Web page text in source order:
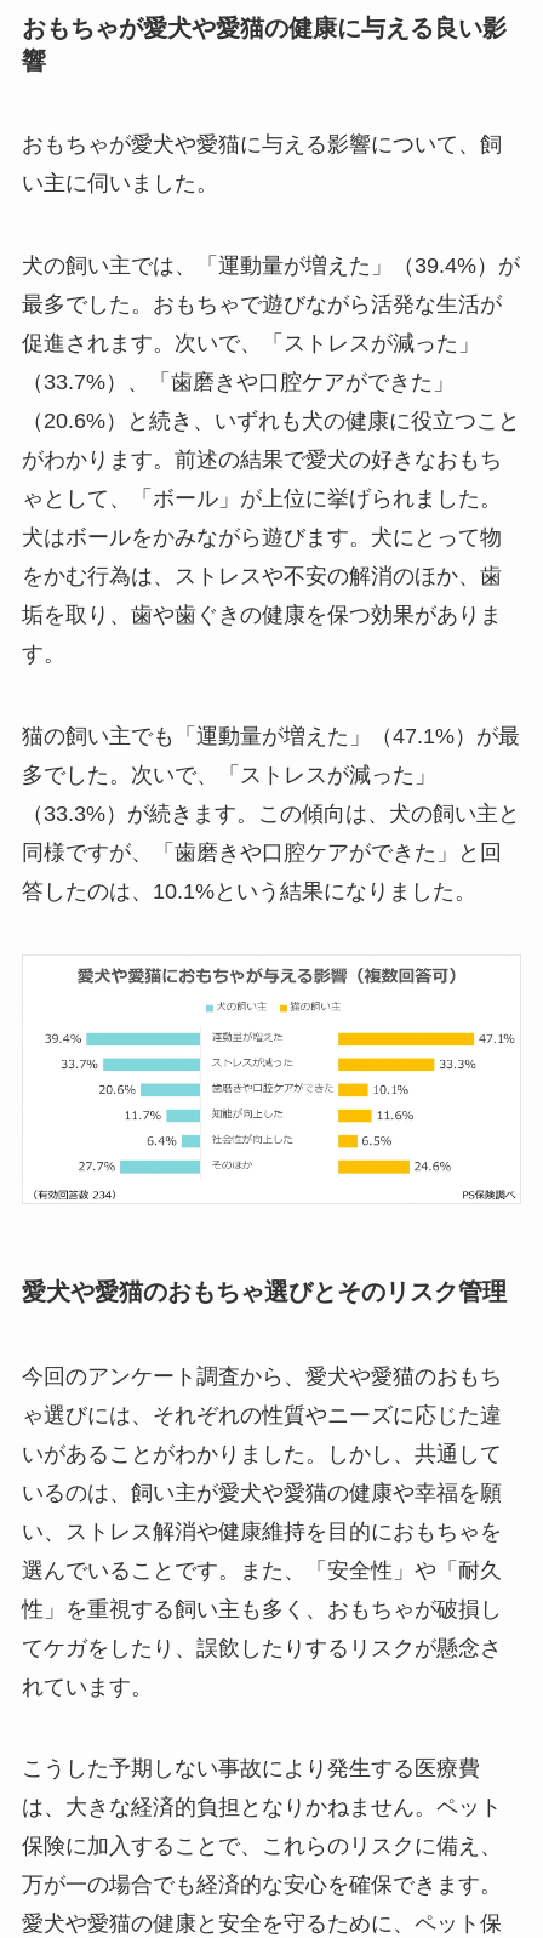
おもちゃが愛犬や愛猫の健康に与える良い影
響
おもちゃが愛犬や愛猫に与える影響について、飼
い主に伺いました。
犬の飼い主では、「運動量が増えた」（39.4%）が
最多でした。おもちゃで遊びながら活発な生活が
促進されます。次いで、「ストレスが減った」
（33.7%）、「歯磨きや口腔ケアができた」
（20.6%）と続き、いずれも犬の健康に役立つこと
がわかります。前述の結果で愛犬の好きなおもち
ゃとして、「ボール」が上位に挙げられました。
犬はボールをかみながら遊びます。犬にとって物
をかむ行為は、ストレスや不安の解消のほか、歯
垢を取り、歯や歯ぐきの健康を保つ効果がありま
す。
猫の飼い主でも「運動量が増えた」（47.1%）が最
多でした。次いで、「ストレスが減った」
（33.3%）が続きます。この傾向は、犬の飼い主と
同様ですが、「歯磨きや口腔ケアができた」と回
答したのは、10.1%という結果になりました。
愛犬や愛猫のおもちゃ選びとそのリスク管理
今回のアンケート調査から、愛犬や愛猫のおもち
ゃ選びには、それぞれの性質やニーズに応じた違
いがあることがわかりました。しかし、共通して
いるのは、飼い主が愛犬や愛猫の健康や幸福を願
い、ストレス解消や健康維持を目的におもちゃを
選んでいることです。また、「安全性」や「耐久
性」を重視する飼い主も多く、おもちゃが破損し
てケガをしたり、誤飲したりするリスクが懸念さ
れています。
こうした予期しない事故により発生する医療費
は、大きな経済的負担となりかねません。ペット
保険に加入することで、これらのリスクに備え、
万が一の場合でも経済的な安心を確保できます。
愛犬や愛猫の健康と安全を守るために、ペット保